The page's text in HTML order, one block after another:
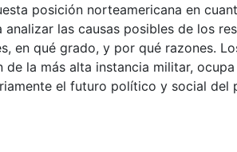
posición norteamericana en
las causas posibles de los
en qué grado, y por qué razones.
de la más alta instancia militar,
el futuro político y social del